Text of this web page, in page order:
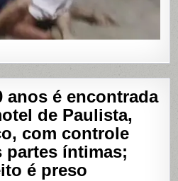
anos é encontrada
de Paulista,
com controle
partes íntimas;
é preso